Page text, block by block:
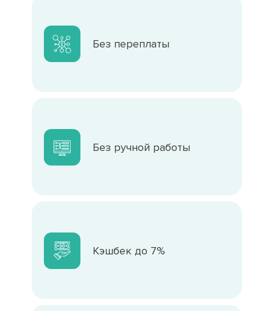
Без переплаты
Без ручной работы
Кэшбек до 7%